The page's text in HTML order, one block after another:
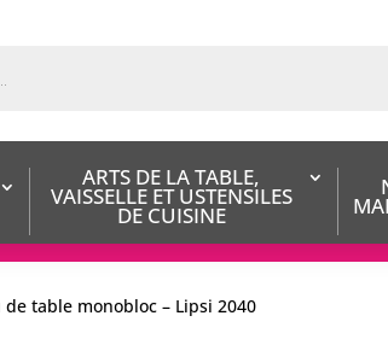
ARTS DE LA TABLE,
VAISSELLE ET USTENSILES
DE CUISINE
table monobloc – Lipsi 2040